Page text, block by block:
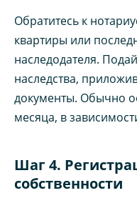
Обратитесь к
квартиры или
наследодателя.
наследства,
документы. Обычно
месяца, в
Шаг 4.
собственности